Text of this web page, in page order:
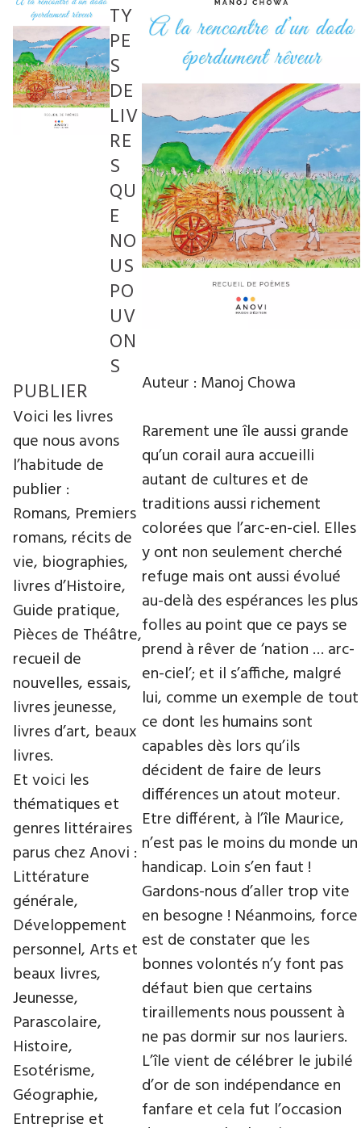
Auteur : Manoj Chowa
Rarement une île aussi grande
qu’un corail aura accueilli
autant de cultures et de
traditions aussi richement
colorées que l’arc-en-ciel. Elles
y ont non seulement cherché
refuge mais ont aussi évolué
au-delà des espérances les plus
folles au point que ce pays se
prend à rêver de ‘nation … arc-
en-ciel’; et il s’affiche, malgré
lui, comme un exemple de tout
ce dont les humains sont
capables dès lors qu’ils
décident de faire de leurs
différences un atout moteur.
Etre différent, à l’île Maurice,
n’est pas le moins du monde un
handicap. Loin s’en faut !
Gardons-nous d’aller trop vite
en besogne ! Néanmoins, force
est de constater que les
bonnes volontés n’y font pas
défaut bien que certains
tiraillements nous poussent à
ne pas dormir sur nos lauriers.
L’île vient de célébrer le jubilé
d’or de son indépendance en
fanfare et cela fut l’occasion
TY
PE
S
DE
LIV
RE
S
QU
E
NO
US
PO
UV
ON
S
PUBLIER
Voici les livres
que nous avons
l’habitude de
publier :
Romans, Premiers
romans, récits de
vie, biographies,
livres d’Histoire,
Guide pratique,
Pièces de Théâtre,
recueil de
nouvelles, essais,
livres jeunesse,
livres d’art, beaux
livres.
Et voici les
thématiques et
genres littéraires
parus chez Anovi :
Littérature
générale,
Développement
personnel, Arts et
beaux livres,
Jeunesse,
Parascolaire,
Histoire,
Esotérisme,
Géographie,
Entreprise et